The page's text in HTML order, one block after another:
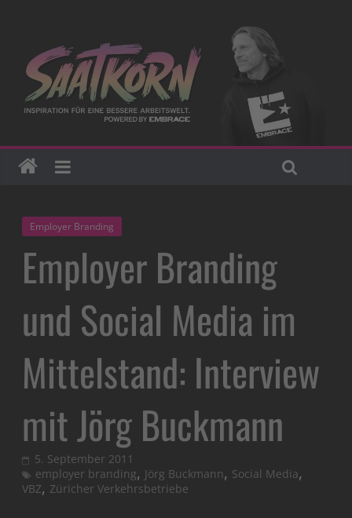
Employer Branding
Employer Branding
und Social Media im
Mittelstand: Interview
mit Jörg Buckmann
5. September 2011
employer branding, Jörg Buckmann, Social Media,
VBZ, Züricher Verkehrsbetriebe